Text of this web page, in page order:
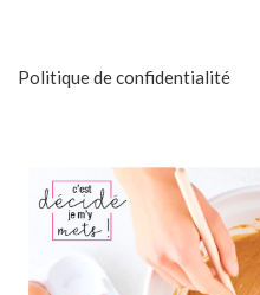
Politique de confidentialité